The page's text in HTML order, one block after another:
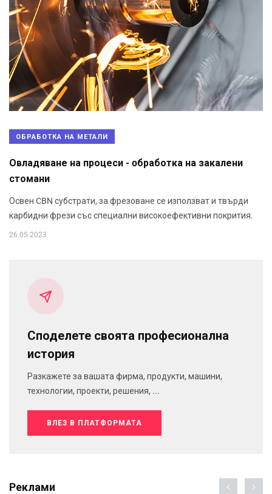
ОБРАБОТКА НА МЕТАЛИ
Овладяване на процеси - oбработка на закалени
стомани
Освен CBN субстрати, за фрезоване се използват и твърди
карбидни фрези със специални високоефективни покрития.
26.05.2023
Споделете своята професионална
история
Разкажете за вашата фирма, продукти, машини,
технологии, проекти, решения, ...
ВЛЕЗ В ПЛАТФОРМАТА
Реклами